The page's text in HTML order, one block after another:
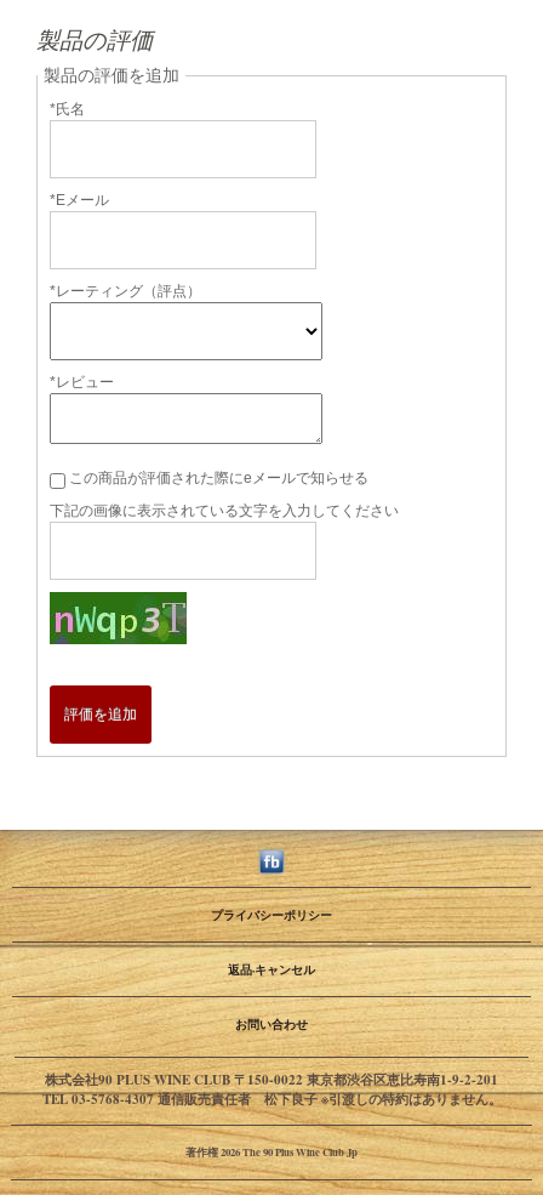
製品の評価
製品の評価を追加
*氏名
*Eメール
*レーティング（評点）
*レビュー
この商品が評価された際にeメールで知らせる
下記の画像に表示されている文字を入力してください
評価を追加
プライバシーポリシー
返品·キャンセル
お問い合わせ
株式会社90 PLUS WINE CLUB 〒150-0022 東京都渋谷区恵比寿南1-9-2-201
TEL 03-5768-4307 通信販売責任者 松下良子 ※引渡しの特約はありません。
著作権 2026 The 90 Plus Wine Club Jp